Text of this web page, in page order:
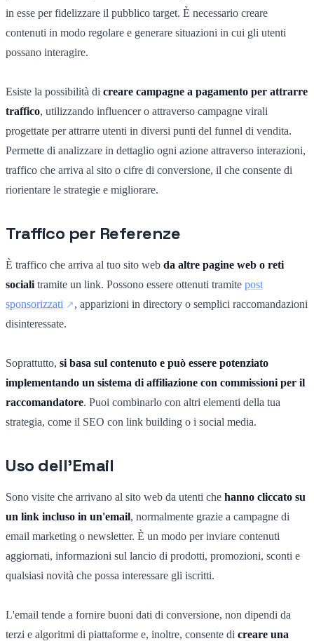
in esse per fidelizzare il pubblico target. È necessario creare
contenuti in modo regolare e generare situazioni in cui gli utenti
possano interagire.
Esiste la possibilità di creare campagne a pagamento per attrarre
traffico, utilizzando influencer o attraverso campagne virali
progettate per attrarre utenti in diversi punti del funnel di vendita.
Permette di analizzare in dettaglio ogni azione attraverso interazioni,
traffico che arriva al sito o cifre di conversione, il che consente di
riorientare le strategie e migliorare.
Traffico per Referenze
È traffico che arriva al tuo sito web da altre pagine web o reti
sociali tramite un link. Possono essere ottenuti tramite post
sponsorizzati
, apparizioni in directory o semplici raccomandazioni
disinteressate.
Soprattutto, si basa sul contenuto e può essere potenziato
implementando un sistema di affiliazione con commissioni per il
raccomandatore. Puoi combinarlo con altri elementi della tua
strategia, come il SEO con link building o i social media.
Uso dell'Email
Sono visite che arrivano al sito web da utenti che hanno cliccato su
un link incluso in un'email, normalmente grazie a campagne di
email marketing o newsletter. È un modo per inviare contenuti
aggiornati, informazioni sul lancio di prodotti, promozioni, sconti e
qualsiasi novità che possa interessare gli iscritti.
L'email tende a fornire buoni dati di conversione, non dipendi da
terzi e algoritmi di piattaforme e, inoltre, consente di creare una